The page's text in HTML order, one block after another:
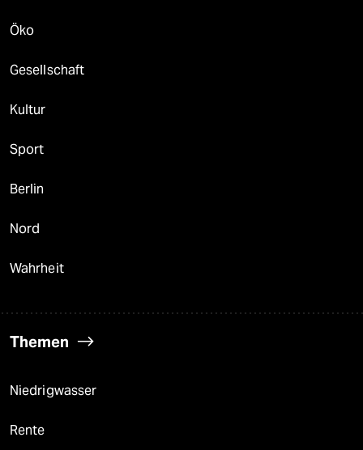
Öko
Gesellschaft
Kultur
Sport
Berlin
Nord
Wahrheit
Themen
Niedrigwasser
Rente